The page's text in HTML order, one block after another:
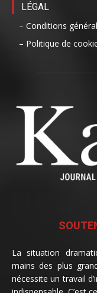
LÉGAL
– Conditions
– Politique de
La situation
mains des plus
nécessite un travail